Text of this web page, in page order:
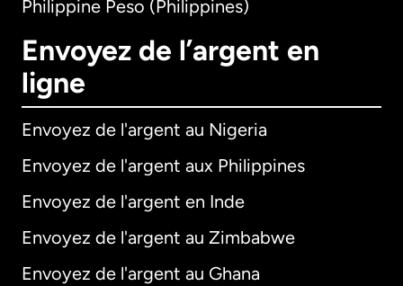
Philippine Peso (Philippines)
Envoyez de l’argent en
ligne
Envoyez de l'argent au Nigeria
Envoyez de l'argent aux Philippines
Envoyez de l'argent en Inde
Envoyez de l'argent au Zimbabwe
Envoyez de l'argent au Ghana